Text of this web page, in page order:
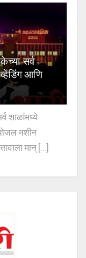
सर्व
आणि
शाळांमध्ये
मशीन
मान् [...]